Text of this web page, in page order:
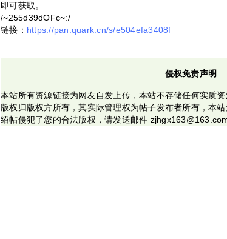
即可获取。
/~255d39dOFc~:/
链接： https://pan.quark.cn/s/e504efa3408f
侵权免责声明
本站所有资源链接为网友自发上传，本站不存储任何实质
版权归版权方所有，其实际管理权为帖子发布者所有，本
绍帖侵犯了您的合法版权，请发送邮件